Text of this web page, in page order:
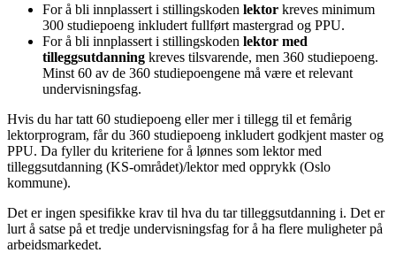
For å bli innplassert i stillingskoden lektor kreves minimum
300 studiepoeng inkludert fullført mastergrad og PPU.
For å bli innplassert i stillingskoden lektor med
tilleggsutdanning kreves tilsvarende, men 360 studiepoeng.
Minst 60 av de 360 studiepoengene må være et relevant
undervisningsfag.
Hvis du har tatt 60 studiepoeng eller mer i tillegg til et femårig
lektorprogram, får du 360 studiepoeng inkludert godkjent master og
PPU. Da fyller du kriteriene for å lønnes som lektor med
tilleggsutdanning (KS-området)/lektor med opprykk (Oslo
kommune).
Det er ingen spesifikke krav til hva du tar tilleggsutdanning i. Det er
lurt å satse på et tredje undervisningsfag for å ha flere muligheter på
arbeidsmarkedet.